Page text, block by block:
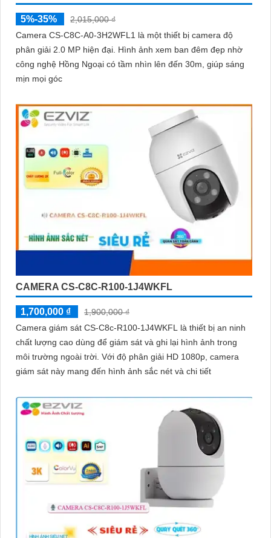
5%-35%
2,015,000 ₫
Camera CS-C8C-A0-3H2WFL1 là một thiết bị camera độ
phân giải 2.0 MP hiện đại. Hình ảnh xem ban đêm đẹp nhờ
công nghệ Hồng Ngoại có tầm nhìn lên đến 30m, giúp sáng
mịn mọi góc
CAMERA CS-C8C-R100-1J4WKFL
1,700,000 ₫
1,900,000 ₫
Camera giám sát CS-C8c-R100-1J4WKFL là thiết bị an ninh
chất lượng cao dùng để giám sát và ghi lại hình ảnh trong
môi trường ngoài trời. Với độ phân giải HD 1080p, camera
giám sát này mang đến hình ảnh sắc nét và chi tiết